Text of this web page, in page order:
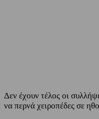
Δεν έχουν τέλος οι
να περνά χειροπέδες σε